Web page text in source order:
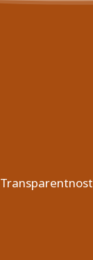
Transparentnost